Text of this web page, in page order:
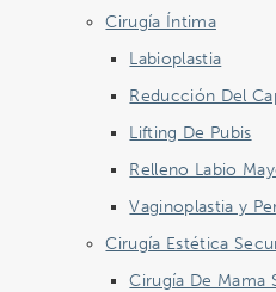
Cirugía Íntima
Labioplastia
Reducción Del
Lifting De Pubis
Relleno Labio
Vaginoplastia y
Cirugía Estética
Cirugía De Mama